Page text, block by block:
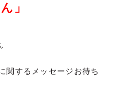
」
関する メッセージお待ち